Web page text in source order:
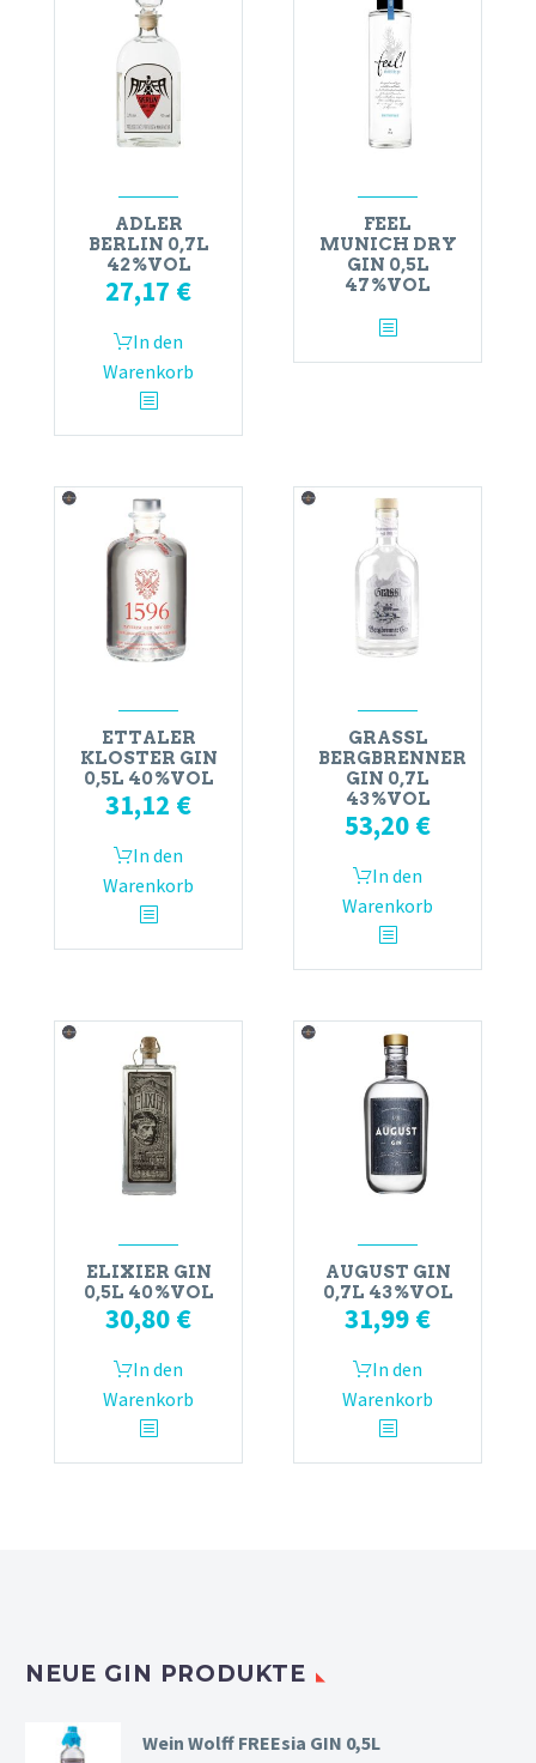
ADLER
BERLIN 0,7L
42%VOL
27,17 €
In den
Warenkorb
FEEL
MUNICH DRY
GIN 0,5L
47%VOL
ETTALER
KLOSTER GIN
0,5L 40%VOL
31,12 €
In den
Warenkorb
GRASSL
BERGBRENNER
GIN 0,7L
43%VOL
53,20 €
In den
Warenkorb
ELIXIER GIN
0,5L 40%VOL
30,80 €
In den
Warenkorb
AUGUST GIN
0,7L 43%VOL
31,99 €
In den
Warenkorb
NEUE GIN PRODUKTE
Wein Wolff FREEsia GIN 0,5L